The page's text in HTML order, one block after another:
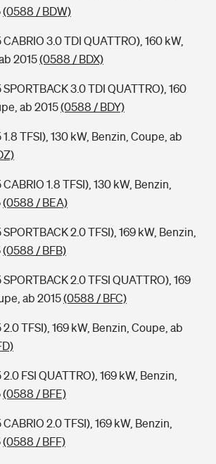
(0588 / BDW)
3.0 TDI QUATTRO), 160 kW,
2015(0588 / BDX)
3.0 TDI QUATTRO), 160
ab 2015(0588 / BDY)
TFSI), 130 kW, Benzin, Coupe, ab
1.8 TFSI), 130 kW, Benzin,
(0588 / BEA)
2.0 TFSI), 169 kW, Benzin,
(0588 / BFB)
2.0 TFSI QUATTRO), 169
ab 2015(0588 / BFC)
TFSI), 169 kW, Benzin, Coupe, ab
FSI QUATTRO), 169 kW, Benzin,
(0588 / BFE)
2.0 TFSI), 169 kW, Benzin,
(0588 / BFF)